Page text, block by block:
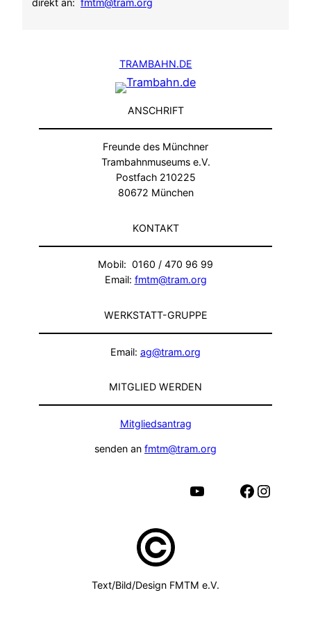
TRAMBAHN.DE
ANSCHRIFT
Freunde des Münchner
Trambahnmuseums e.V.
Postfach 210225
80672 München
KONTAKT
Mobil: 0160 / 470 96 99
Email: fmtm@tram.org
WERKSTATT-GRUPPE
Email: ag@tram.org
MITGLIED WERDEN
Mitgliedsantrag
senden an fmtm@tram.org
Facebook Instagram
YouTube
Text/Bild/Design FMTM e.V.